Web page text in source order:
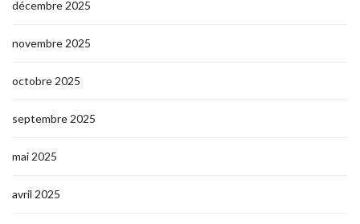
décembre 2025
novembre 2025
octobre 2025
septembre 2025
mai 2025
avril 2025